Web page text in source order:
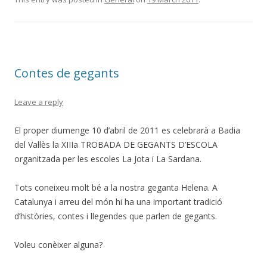
Contes de gegants
Leave a reply
El proper diumenge 10 d’abril de 2011 es celebrarà a Badia
del Vallès la XIIIa TROBADA DE GEGANTS D’ESCOLA
organitzada per les escoles La Jota i La Sardana.
Tots coneixeu molt bé a la nostra geganta Helena. A
Catalunya i arreu del món hi ha una important tradició
d’històries, contes i llegendes que parlen de gegants.
Voleu conèixer alguna?